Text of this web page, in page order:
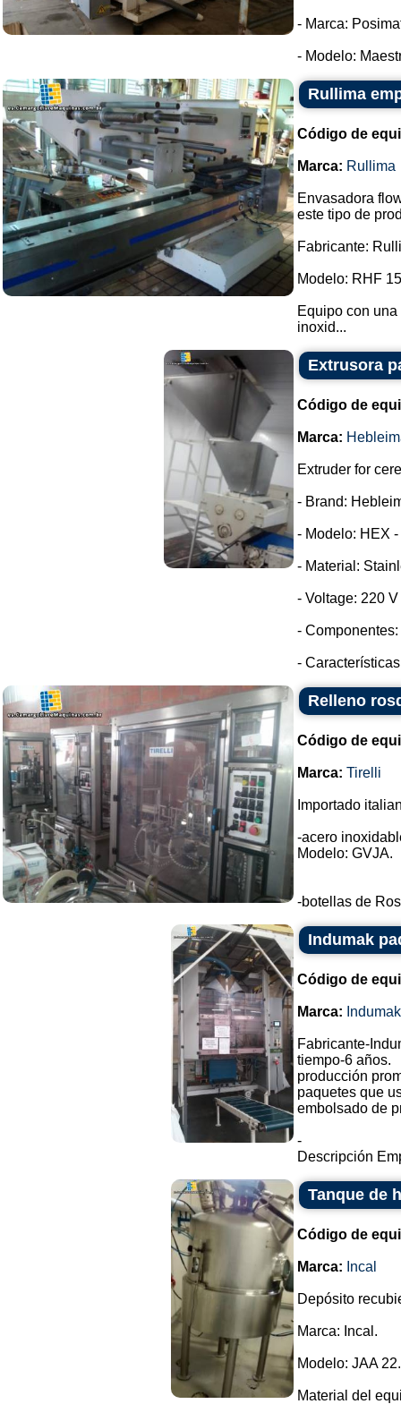
- Marca:
- Modelo:
Rullima
Código de
Marca: Rullima
Envasadora
este tipo de
Fabricante:
Modelo: RHF
Equipo con
inoxid...
Extrusora
Código de
Marca:
Extruder for
- Brand:
- Modelo: HEX
- Material:
- Voltage: 220
-
-
Relleno
Código de
Marca: Tirelli
Importado
-acero
Modelo: GVJA.
-botellas de
Indumak
Código de
Marca: Indumak
Fabricante-
tiempo-6 años.
producción
paquetes que
embolsado de
-
Descripción
Tanque de
Código de
Marca: Incal
Depósito
Marca: Incal.
Modelo: JAA 22.
Material del